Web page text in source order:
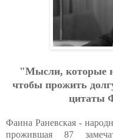
"Мысли, которые
чтобы прожить
цитаты
Фаина Раневская -
прожившая 87